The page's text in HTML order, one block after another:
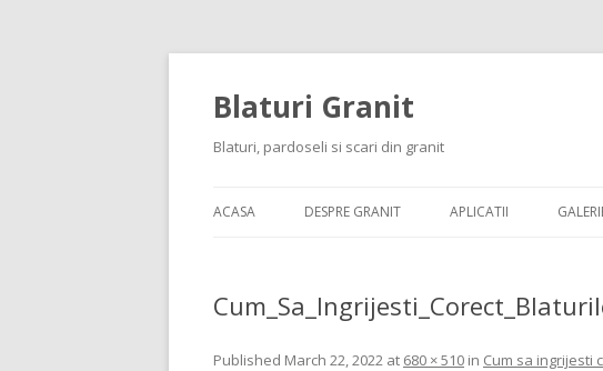
Blaturi Granit
Blaturi, pardoseli si scari din granit
ACASA DESPRE GRANIT APLICATII
Published March 22, 2022 at 680 × 510 in Cum sa ingrijesti